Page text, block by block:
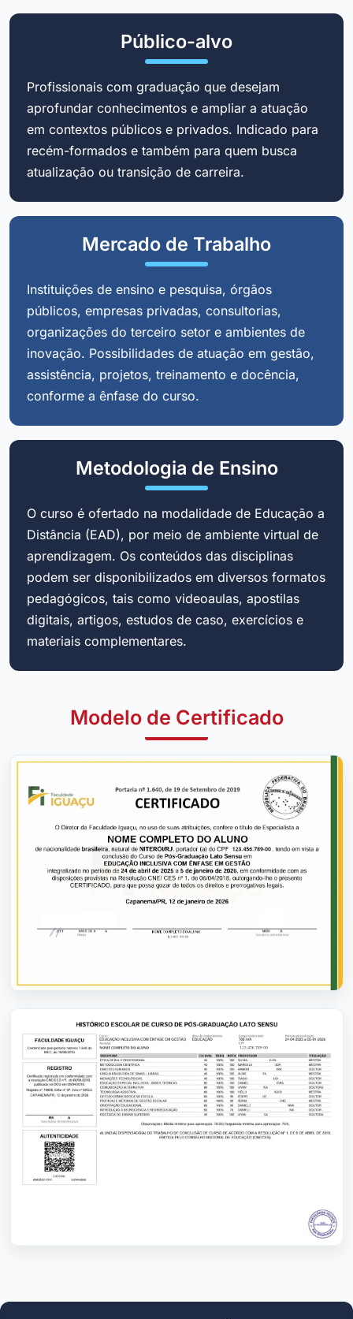
Público-alvo
Profissionais com graduação que desejam
aprofundar conhecimentos e ampliar a atuação
em contextos públicos e privados. Indicado para
recém-formados e também para quem busca
atualização ou transição de carreira.
Mercado de Trabalho
Instituições de ensino e pesquisa, órgãos
públicos, empresas privadas, consultorias,
organizações do terceiro setor e ambientes de
inovação. Possibilidades de atuação em gestão,
assistência, projetos, treinamento e docência,
conforme a ênfase do curso.
Metodologia de Ensino
O curso é ofertado na modalidade de Educação a
Distância (EAD), por meio de ambiente virtual de
aprendizagem. Os conteúdos das disciplinas
podem ser disponibilizados em diversos formatos
pedagógicos, tais como videoaulas, apostilas
digitais, artigos, estudos de caso, exercícios e
materiais complementares.
Modelo de Certificado